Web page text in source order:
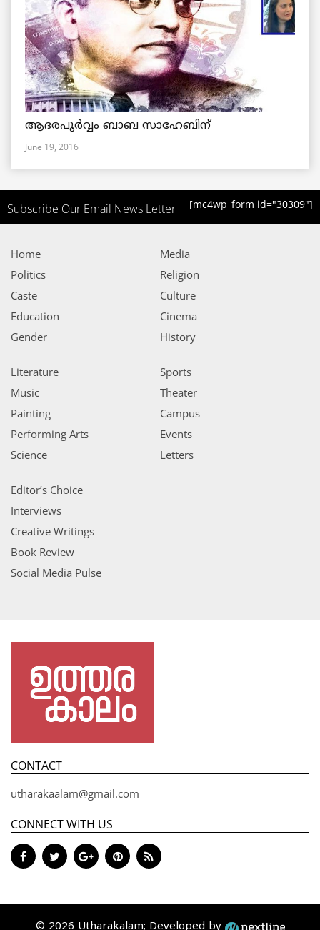
ആദരപൂര്‍വ്വം ബാബ സാഹേബിന്
June 19, 2016
Subscribe Our Email News Letter [mc4wp_form id="30309"]
Home
Politics
Caste
Education
Gender
Media
Religion
Culture
Cinema
History
Literature
Music
Painting
Performing Arts
Science
Sports
Theater
Campus
Events
Letters
Editor’s Choice
Interviews
Creative Writings
Book Review
Social Media Pulse
CONTACT
utharakaalam@gmail.com
CONNECT WITH US
© 2026 Utharakalam; Developed by